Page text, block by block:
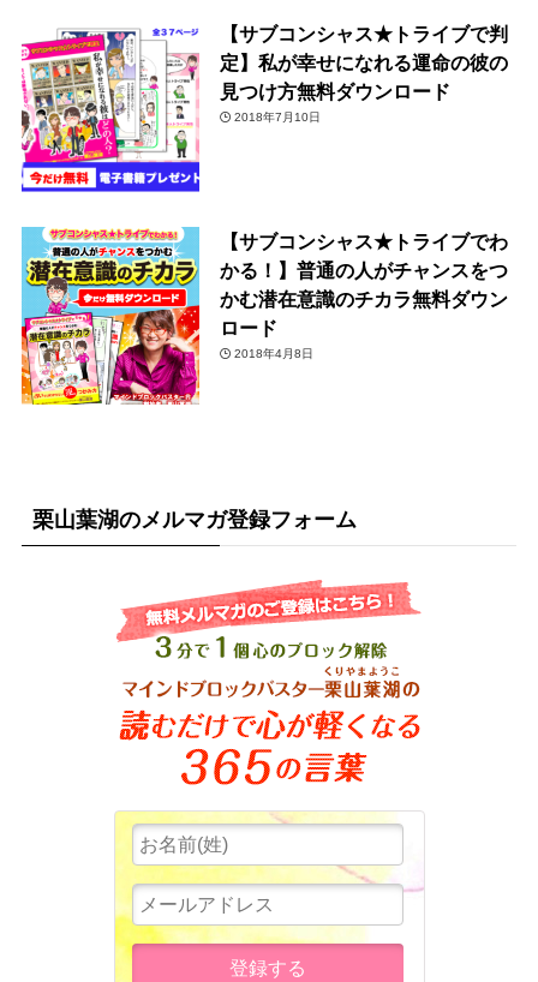
【サブコンシャス★トライブで判
定】私が幸せになれる運命の彼の
見つけ方無料ダウンロード
2018年7月10日
【サブコンシャス★トライブでわ
かる！】普通の人がチャンスをつ
かむ潜在意識のチカラ無料ダウン
ロード
2018年4月8日
栗山葉湖のメルマガ登録フォーム